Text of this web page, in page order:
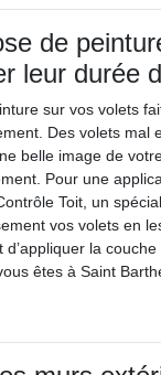
de
leur durée
sur vos volets
Des volets mal
belle image de
Pour une
Toit, un
vos volets en
la couche
êtes à Saint